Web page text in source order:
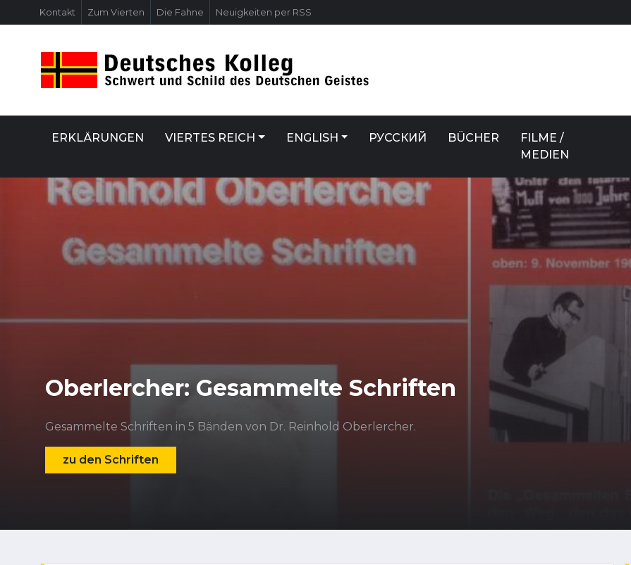
Kontakt Zum Vierten Die Fahne Neuigkeiten per RSS
ERKLÄRUNGEN VIERTES REICH ENGLISH РУССКИЙ BÜCHER
FILME /
MEDIEN
Oberlercher: Gesammelte Schriften
Gesammelte Schriften in 5 Bänden von Dr. Reinhold Oberlercher.
zu den Schriften